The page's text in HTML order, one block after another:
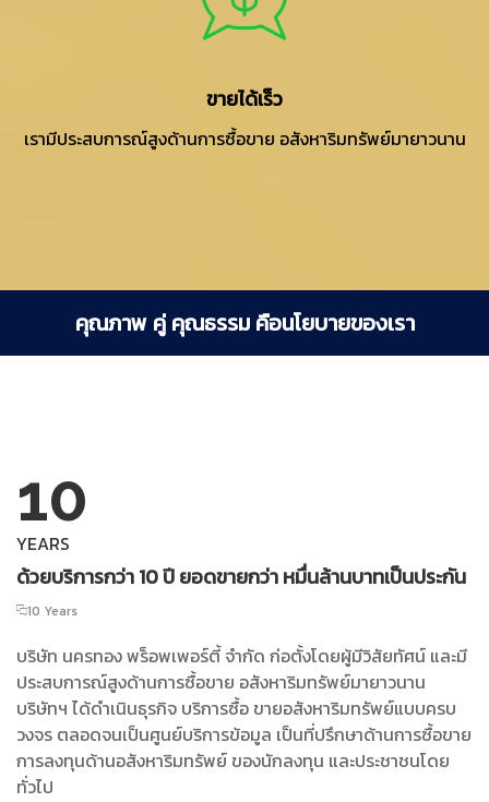
ขายได้เร็ว
เรามีประสบการณ์สูงด้านการซื้อขาย อสังหาริมทรัพย์มายาวนาน
คุณภาพ คู่ คุณธรรม คือนโยบายของเรา
10
YEARS
ด้วยบริการกว่า 10 ปี ยอดขายกว่า หมื่นล้านบาทเป็นประกัน
10 Years
บริษัท นครทอง พร็อพเพอร์ตี้ จำกัด ก่อตั้งโดยผู้มีวิสัยทัศน์ และมี
ประสบการณ์สูงด้านการซื้อขาย อสังหาริมทรัพย์มายาวนาน
บริษัทฯ ได้ดำเนินธุรกิจ บริการซื้อ ขายอสังหาริมทรัพย์แบบครบ
วงจร ตลอดจนเป็นศูนย์บริการข้อมูล เป็นที่ปรึกษาด้านการซื้อขาย
การลงทุนด้านอสังหาริมทรัพย์ ของนักลงทุน และประชาชนโดย
ทั่วไป